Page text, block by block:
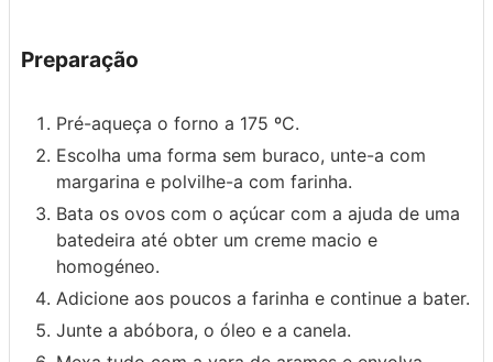
Preparação
Pré-aqueça o forno a 175 ºC.
Escolha uma forma sem buraco, unte-a com
margarina e polvilhe-a com farinha.
Bata os ovos com o açúcar com a ajuda de uma
batedeira até obter um creme macio e
homogéneo.
Adicione aos poucos a farinha e continue a bater.
Junte a abóbora, o óleo e a canela.